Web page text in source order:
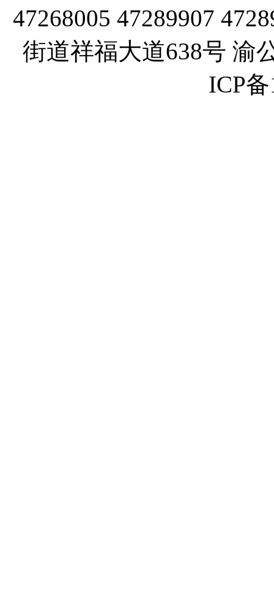
47268005 47289907
街道祥福大道638号 渝
ICP